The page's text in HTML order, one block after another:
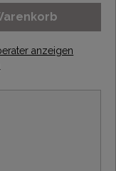
anzeigen